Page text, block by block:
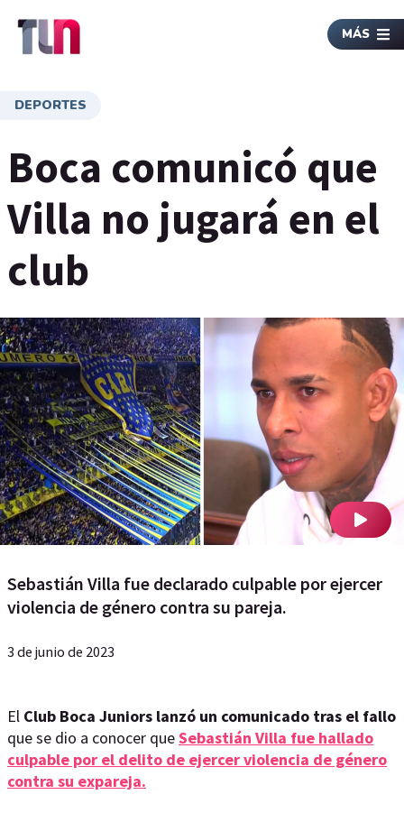
MÁS
DEPORTES
Boca comunicó que
Villa no jugará en el
club
Sebastián Villa fue declarado culpable por ejercer
violencia de género contra su pareja.
3 de junio de 2023
El Club Boca Juniors lanzó un comunicado tras el fallo
que se dio a conocer queSebastián Villa fue hallado
culpable por el delito de ejercer violencia de género
contra su expareja.